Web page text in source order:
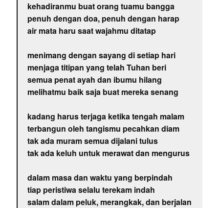
kehadiranmu buat orang tuamu bangga
penuh dengan doa, penuh dengan harap
air mata haru saat wajahmu ditatap
menimang dengan sayang di setiap hari
menjaga titipan yang telah Tuhan beri
semua penat ayah dan ibumu hilang
melihatmu baik saja buat mereka senang
kadang harus terjaga ketika tengah malam
terbangun oleh tangismu pecahkan diam
tak ada muram semua dijalani tulus
tak ada keluh untuk merawat dan mengurus
dalam masa dan waktu yang berpindah
tiap peristiwa selalu terekam indah
salam dalam peluk, merangkak, dan berjalan